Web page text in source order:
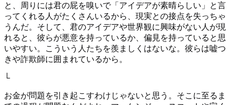
と、周りには君の屁を嗅いで「アイデアが素晴らしい」と言
ってくれる人がたくさんいるから、現実との接点を失っちゃ
うんだ。そして、君のアイデアや世界観に興味がない人が現
れると、彼らが悪意を持っているか、偏見を持っていると思
いやすい。こういう人たちを羨ましくはないな。彼らは嘘つ
きや詐欺師に囲まれているから。
└
お金が問題を引き起こすわけじゃないと思う。そこに至るま